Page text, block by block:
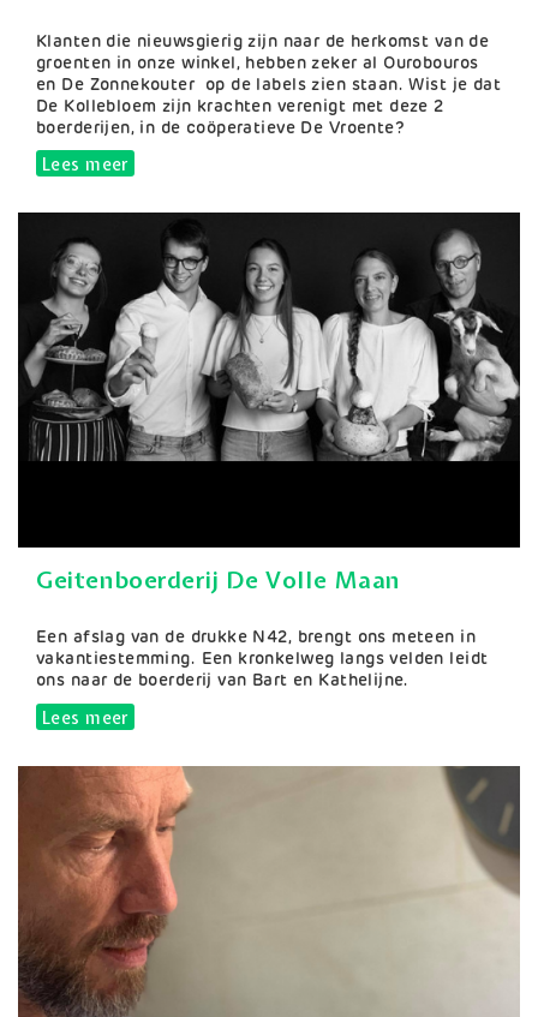
Samenvatting
Klanten die nieuwsgierig zijn naar de herkomst van de
groenten in onze winkel, hebben zeker al Ourobouros
en De Zonnekouter op de labels zien staan. Wist je dat
De Kollebloem zijn krachten verenigt met deze 2
boerderijen, in de coöperatieve De Vroente?
Lees meerover Ourobouros
Geitenboerderij De Volle Maan
Samenvatting
Een afslag van de drukke N42, brengt ons meteen in
vakantiestemming. Een kronkelweg langs velden leidt
ons naar de boerderij van Bart en Kathelijne.
Lees meerover Geitenboerderij De Volle Maan